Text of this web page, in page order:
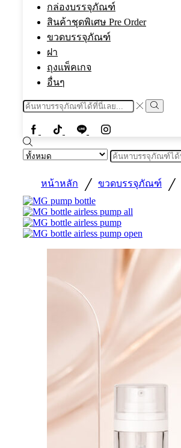
กล่องบรรจุภัณฑ์
สินค้าชุดพิเศษ Pre Order
ขวดบรรจุภัณฑ์
ฝา
ถุงแพ็คเกจ
อื่นๆ
Search
input
Search
FacebookTiktok Line Instragram
Search
input
หน้าหลัก / ขวดบรรจุภัณฑ์ /